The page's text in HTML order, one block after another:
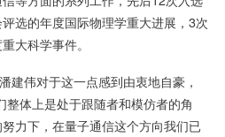
选的年度国际物理学重大进展，3次
大科学事件。
建伟对于这一点感到由衷地自豪，
整体上是处于跟随者和模仿者的角
力下，在量子通信这个方向我们已